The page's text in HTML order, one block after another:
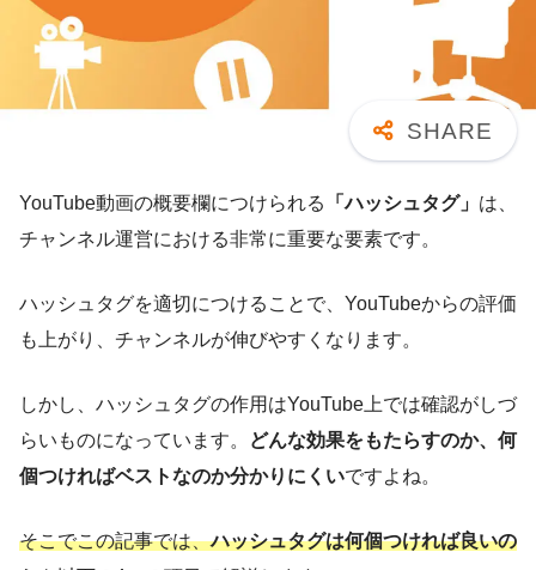
YouTube動画の概要欄につけられる 「ハッシュタグ」 は、
チャンネル運営における非常に重要な要素です。
ハッシュタグを適切につけることで、YouTubeからの評価
も上がり、チャンネルが伸びやすくなります。
しかし、ハッシュタグの作用はYouTube上では確認がしづ
らいものになっています。
どんな効果をもたらすのか、何
個つければベストなのか分かりにくいですよね。
そこでこの記事では、ハッシュタグは何個つければ良いの